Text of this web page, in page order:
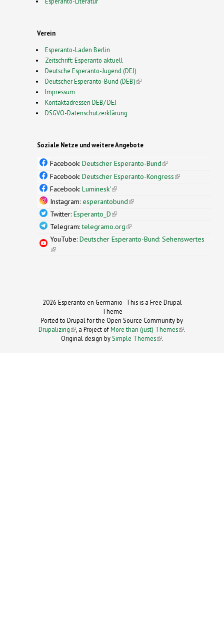
Verein
Esperanto-Laden Berlin
Zeitschrift: Esperanto aktuell
Deutsche Esperanto-Jugend (DEJ)
Deutscher Esperanto-Bund (DEB)(link is external)
Impressum
Kontaktadressen DEB/ DEJ
DSGVO-Datenschutzerklärung
Soziale Netze und weitere Angebote
Facebook: Deutscher Esperanto-Bund(link is
external)
Facebook: Deutscher Esperanto-Kongress(link is
Facebook: Luminesk'(link is external)
Instagram: esperantobund(link is external)
Twitter: Esperanto_D(link is external)
Telegram:telegramo.org(link is external)
YouTube: Deutscher Esperanto-Bund: Sehenswertes
(link is external)
2026 Esperanto en Germanio- This is a Free Drupal
Theme
Ported to Drupal for the Open Source Community by
Drupalizing(link is external)
, a Project ofMore than (just) Themes (link is
.
Original design by Simple Themes
(link is
.